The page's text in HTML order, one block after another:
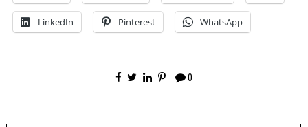
LinkedIn Pinterest WhatsApp
0